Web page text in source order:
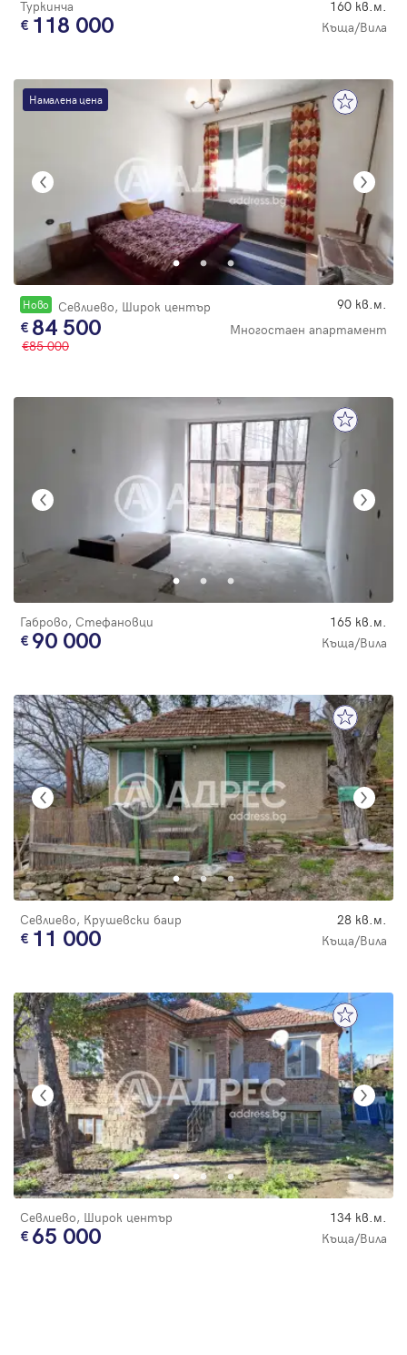
Туркинча 160 кв.м.
118 000 Къща/Вила
Намалена цена
Новo Севлиево, Широк център 90 кв.м.
84 500
Многостаен апартамент
85 000
Габрово, Стефановци 165 кв.м.
90 000 Къща/Вила
Севлиево, Крушевски баир 28 кв.м.
11 000 Къща/Вила
Севлиево, Широк център 134 кв.м.
65 000 Къща/Вила